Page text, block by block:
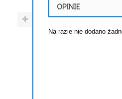
OPINIE
Na razie nie dodano